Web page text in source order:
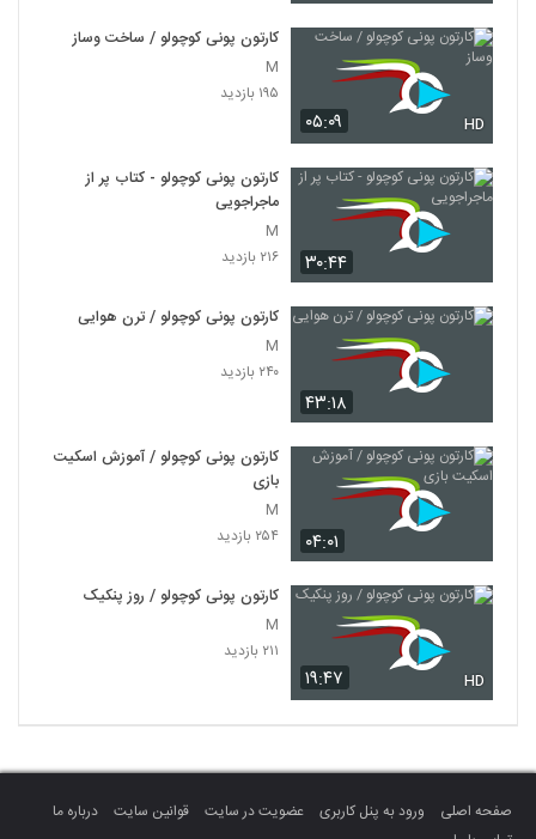
۰۵:۰۹ HD
کارتون پونی کوچولو / ساخت وساز
M
۱۹۵ بازدید
۳۰:۴۴
کارتون پونی کوچولو - کتاب پر از
ماجراجویی
M
۲۱۶ بازدید
۴۳:۱۸
کارتون پونی کوچولو / ترن هوایی
M
۲۴۰ بازدید
۰۴:۰۱
کارتون پونی کوچولو / آموزش اسکیت
بازی
M
۲۵۴ بازدید
۱۹:۴۷ HD
کارتون پونی کوچولو / روز پنکیک
M
۲۱۱ بازدید
صفحه اصلی ورود به پنل کاربری عضویت در سایت قوانین سایت
درباره ما